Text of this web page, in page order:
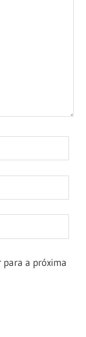
para a próxima